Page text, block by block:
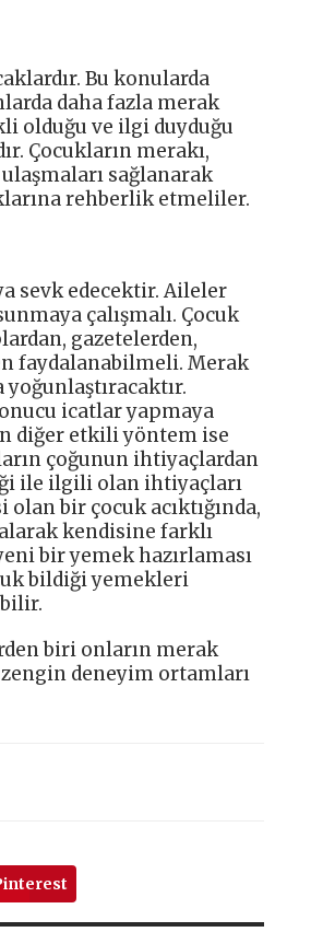
Bu konularda
daha fazla merak
olduğu ve ilgi duyduğu
Çocukların merakı,
sağlanarak
rehberlik etmeliler.
sevk edecektir. Aileler
çalışmalı. Çocuk
gazetelerden,
faydalanabilmeli. Merak
icatlar yapmaya
diğer etkili yöntem ise
çoğunun ihtiyaçlardan
ile ilgili olan ihtiyaçları
bir çocuk acıktığında,
kendisine farklı
bir yemek hazırlaması
bildiği yemekleri
biri onların merak
deneyim ortamları